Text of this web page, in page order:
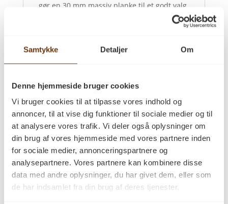
Samtykke Detaljer Om
Denne hjemmeside bruger cookies
Vi bruger cookies til at tilpasse vores indhold og
annoncer, til at vise dig funktioner til sociale medier og til
at analysere vores trafik. Vi deler også oplysninger om
din brug af vores hjemmeside med vores partnere inden
for sociale medier, annonceringspartnere og
analysepartnere. Vores partnere kan kombinere disse
data med andre oplysninger, du har givet dem, eller som
de har indsamlet fra din brug af deres tjenester.
gør en 30 mm massiv planke til et godt valg
udtryk, der passer til mange forskellige
smallere dimensioner kan være med til at
Det vigtigste er at vælge den dimension,
der passer til boligens proportioner og den
stemning, du ønsker at skabe.
Oplev kvaliteten hos PA
Savværk
Hos PA Savværk har du mulighed for at se